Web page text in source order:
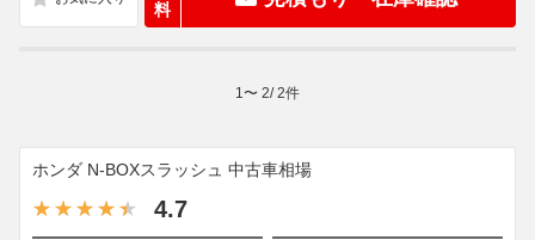
料
1 〜 2/2件
ホンダ N-BOXスラッシュ 中古車相場
4.7